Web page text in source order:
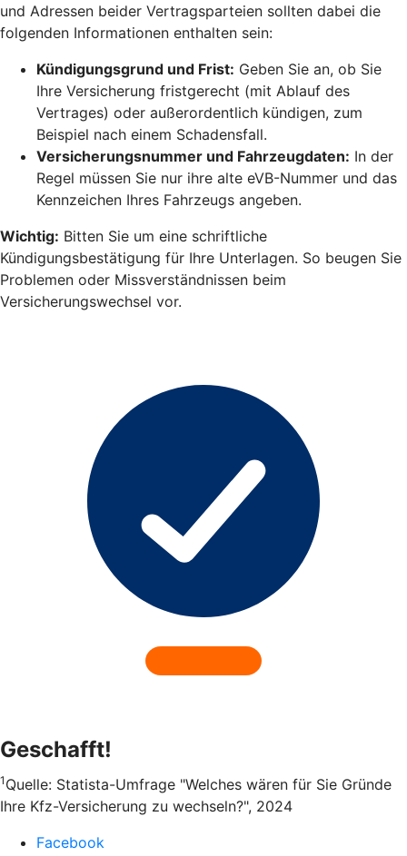
und Adressen beider Vertragsparteien sollten dabei die
folgenden Informationen enthalten sein:
Kündigungsgrund und Frist: Geben Sie an, ob Sie
Ihre Versicherung fristgerecht (mit Ablauf des
Vertrages) oder außerordentlich kündigen, zum
Beispiel nach einem Schadensfall.
Versicherungsnummer und Fahrzeugdaten: In der
Regel müssen Sie nur ihre alte eVB-Nummer und das
Kennzeichen Ihres Fahrzeugs angeben.
Wichtig: Bitten Sie um eine schriftliche
Kündigungsbestätigung für Ihre Unterlagen. So beugen Sie
Problemen oder Missverständnissen beim
Versicherungswechsel vor.
Geschafft!
1 Quelle: Statista-Umfrage "Welches wären für Sie Gründe
Ihre Kfz-Versicherung zu wechseln?", 2024
Facebook